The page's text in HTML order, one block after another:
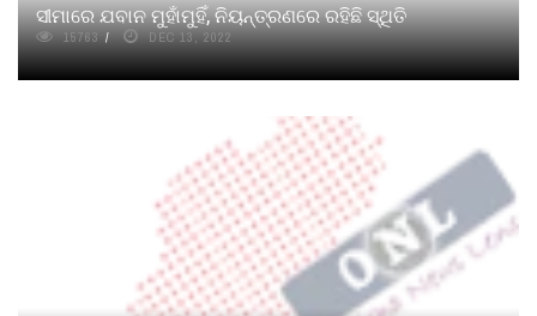
ସୀମାରେ ଯବାନ ମୁହାଁମୁହିଁ, ନିୟନ୍ତ୍ରଣରେ ରହିଛି ସ୍ଥିତି
15763 DEC 13, 2022